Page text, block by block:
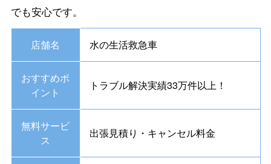
でも安心です。
店舗名 水の生活救急車
おすすめポ
イント
トラブル解決実績33万件以上！
無料サービ
ス
出張見積り・キャンセル料金